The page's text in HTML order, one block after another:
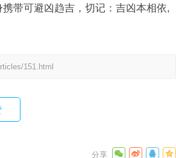
带可避凶趋吉，切记：吉凶本相依,
151.html